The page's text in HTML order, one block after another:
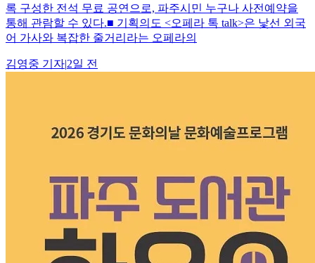
록 구성한 전석 무료 공연으로, 파주시민 누구나 사전예약을
통해 관람할 수 있다.■ 기획의도 <오페라 톡 talk>은 낯선 외국
어 가사와 복잡한 줄거리라는 오페라의
김영중 기자|2일 전